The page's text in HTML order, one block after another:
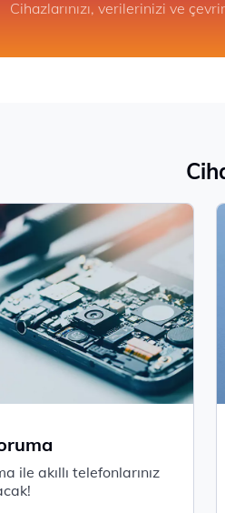
Cihazlarınızı, verilerinizi ve
ile akıllı telefonlarınız